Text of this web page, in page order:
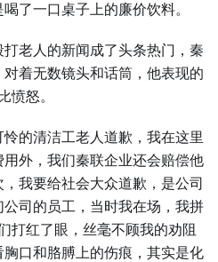
了一口桌子上的廉价饮料。
老人的新闻成了头条热门，秦
着无数镜头和话筒，他表现的
愤怒。
怜的清洁工老人道歉，我在这里
外，我们秦联企业还会赔偿他
我要给社会大众道歉，是公司
司的员工，当时我在场，我拼
打红了眼，丝毫不顾我的劝阻
胸口和胳膊上的伤痕，其实是化